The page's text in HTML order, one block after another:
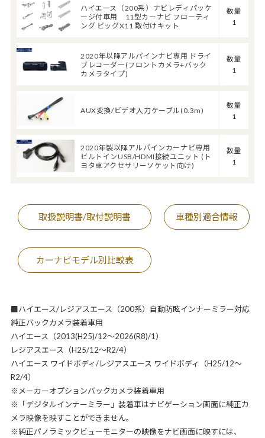
ハイエース（200系）ナビレディパッケ
ージ付車用 11型カーナビ フローティ
ング ビッグX11 取付けキット
数量
1
2020年以降アルパインナビ専用 ドライ
ブレコーダー(フロントカメラ+バック
カメラタイプ)
数量
1
AUX変換/ビデオ入力ケーブル(0.3m)
数量
1
2020年製以降アルパインカーナビ専用
ビルトインUSB/HDMI接続ユニット (ト
ヨタ車アクセサリーソケット向け)
数量
1
取扱説明書/取付説明書 車種別適合情報
カーナビモデル別比較表
■ハイエース/レジアスエース（200系）自動防眩インナーミラー対応
純正バックカメラ装着車用
ハイエース（2013(H25)/12～2026(R8)/1）
レジアスエース（H25/12～R2/4）
ハイエース ワイドボディ/レジアスエース ワイドボディ（H25/12～
R2/4）
※メーカーオプションバックカメラ装着車用
※「デジタルインナーミラー」装着車はナビゲーション画面に純正カ
メラ映像を映すことができません。
※純正パノラミックビューモニターの映像をナビ画面に映すには、